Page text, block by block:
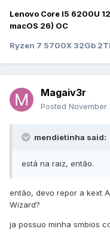
Lenovo Core I5 6200U
macOS 26) OC
Ryzen 7 5700X 32Gb
Magaiv3r
Posted November
mendietinha said:
está na raiz, então.
então, devo repor a kext
Wizard?
ja possuo minha smbios